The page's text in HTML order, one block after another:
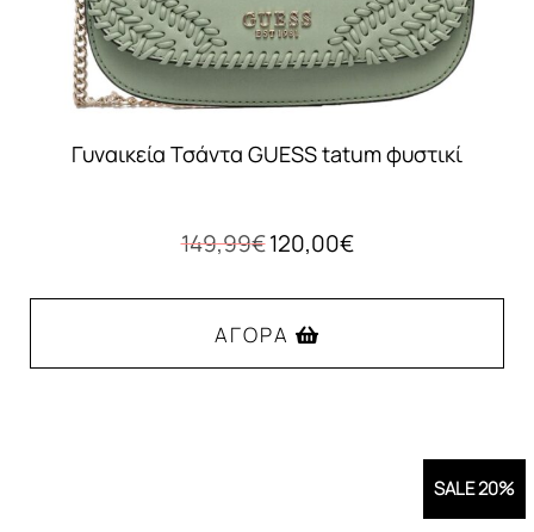
Γυναικεία Τσάντα GUESS tatum φυστικί
149,99€ Original
was:
149,99€.
120,00€Η
τιμή
ΑΓΟΡΆ
SALE 20%